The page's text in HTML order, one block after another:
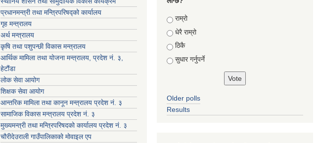
प्रधानमन्‍त्री तथा मन्‍त्रिपरिषद्को कार्यालय
गृह मन्‍त्रालय
अर्थ मन्त्रालय
कृषि तथा पशुपन्छी विकास मन्त्रालय
आर्थिक मामिला तथा योजना मन्त्रालय, प्रदेश नं. ३,
हेटौंडा
लोक सेवा आयोग
शिक्षक सेवा आयोग
आन्तरिक मामिला तथा कानून मन्त्रालय प्रदेश नं. ३
सामाजिक विकास मन्त्रालय प्रदेश नं. ३
मुख्यमन्त्री तथा मन्त्रिपरिषदको कार्यालय प्रदेश नं. ३
चौरीदेउराली गाउँपालिकाको मोवाइल एप
Choices
राम्रो
धेरै राम्रो
ठिकै
सुधार गर्नुपर्ने
Older polls
Results